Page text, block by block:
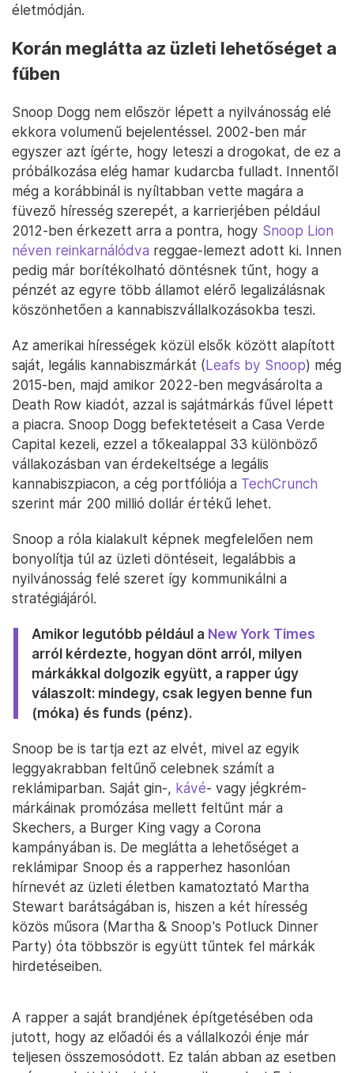
életmódján.
Korán meglátta az üzleti lehetőséget a
fűben
Snoop Dogg nem először lépett a nyilvánosság elé
ekkora volumenű bejelentéssel. 2002-ben már
egyszer azt ígérte, hogy leteszi a drogokat, de ez a
próbálkozása elég hamar kudarcba fulladt. Innentől
még a korábbinál is nyíltabban vette magára a
füvező híresség szerepét, a karrierjében például
2012-ben érkezett arra a pontra, hogy Snoop Lion
néven reinkarnálódva reggae-lemezt adott ki. Innen
pedig már borítékolható döntésnek tűnt, hogy a
pénzét az egyre több államot elérő legalizálásnak
köszönhetően a kannabiszvállalkozásokba teszi.
Az amerikai hírességek közül elsők között alapított
saját, legális kannabiszmárkát (Leafs by Snoop) még
2015-ben, majd amikor 2022-ben megvásárolta a
Death Row kiadót, azzal is sajátmárkás fűvel lépett
a piacra. Snoop Dogg befektetéseit a Casa Verde
Capital kezeli, ezzel a tőkealappal 33 különböző
vállakozásban van érdekeltsége a legális
kannabiszpiacon, a cég portfóliója a TechCrunch
szerint már 200 millió dollár értékű lehet.
Snoop a róla kialakult képnek megfelelően nem
bonyolítja túl az üzleti döntéseit, legalábbis a
nyilvánosság felé szeret így kommunikálni a
stratégiájáról.
Amikor legutóbb például a New York Times
arról kérdezte, hogyan dönt arról, milyen
márkákkal dolgozik együtt, a rapper úgy
válaszolt: mindegy, csak legyen benne fun
(móka) és funds (pénz).
Snoop be is tartja ezt az elvét, mivel az egyik
leggyakrabban feltűnő celebnek számít a
reklámiparban. Saját gin-, kávé- vagy jégkrém-
márkáinak promózása mellett feltűnt már a
Skechers, a Burger King vagy a Corona
kampányában is. De meglátta a lehetőséget a
reklámipar Snoop és a rapperhez hasonlóan
hírnevét az üzleti életben kamatoztató Martha
Stewart barátságában is, hiszen a két híresség
közös műsora (Martha & Snoop's Potluck Dinner
Party) óta többször is együtt tűntek fel márkák
hirdetéseiben.
A rapper a saját brandjének építgetésében oda
jutott, hogy az előadói és a vállalkozói énje már
teljesen összemosódott. Ez talán abban az esetben